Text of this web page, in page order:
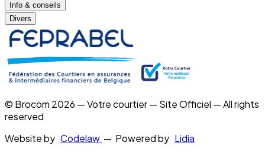
Info & conseils
Divers
© Brocom 2026 — Votre courtier — Site Officiel — All rights
reserved
Website by Codelaw — Powered by Lidia